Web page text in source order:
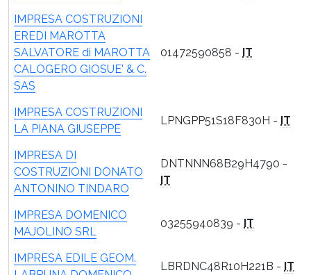
IMPRESA COSTRUZIONI
EREDI MAROTTA
SALVATORE di MAROTTA
CALOGERO GIOSUE' & C.
SAS
01472590858 - IT
IMPRESA COSTRUZIONI
LA PIANA GIUSEPPE
LPNGPP51S18F830H - IT
IMPRESA DI
COSTRUZIONI DONATO
ANTONINO TINDARO
DNTNNN68B29H4790 -
IT
IMPRESA DOMENICO
MAJOLINO SRL
03255940839 - IT
IMPRESA EDILE GEOM.
LBRDNC48R10H221B - IT